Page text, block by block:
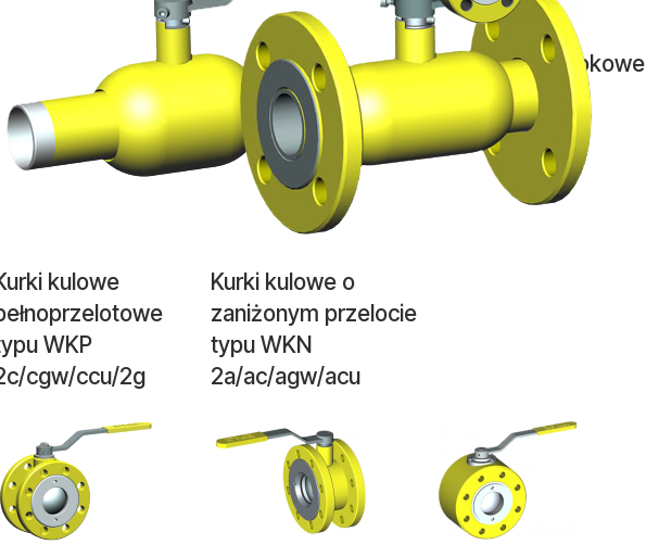
kulowe
WKP
cgw/ccu/2g
Kurki kulowe o
zaniżonym przelocie
typu WKN
2a/ac/agw/acu
Kurki kulowe blokowe
typu WK 4a